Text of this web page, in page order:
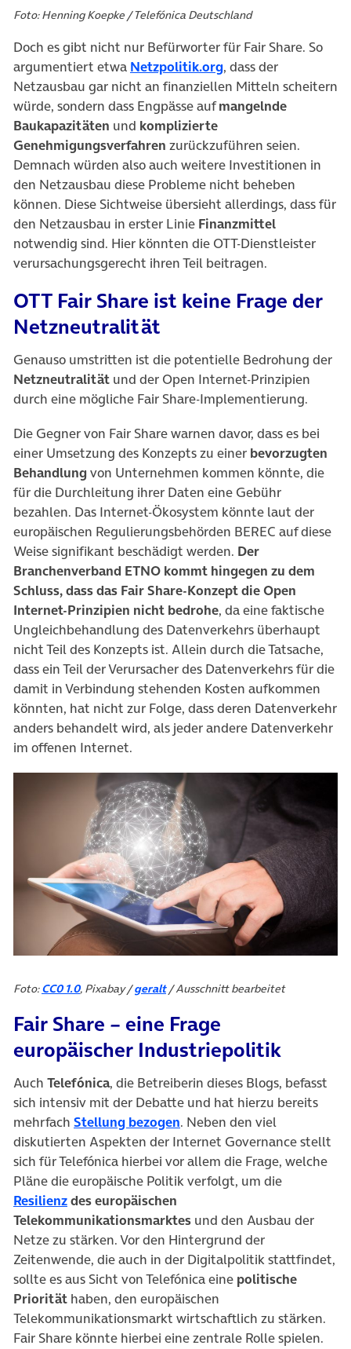
Foto: Henning Koepke / Telefónica Deutschland
Doch es gibt nicht nur Befürworter für Fair Share. So
argumentiert etwa Netzpolitik.org(öffnet in neuem
, dass der
Netzausbau gar nicht an finanziellen Mitteln scheitern
würde, sondern dass Engpässe aufmangelnde
Baukapazitäten und komplizierte
Genehmigungsverfahren zurückzuführen seien.
Demnach würden also auch weitere Investitionen in
den Netzausbau diese Probleme nicht beheben
können. Diese Sichtweise übersieht allerdings, dass für
den Netzausbau in erster Linie Finanzmittel
notwendig sind. Hier könnten die OTT-Dienstleister
verursachungsgerecht ihren Teil beitragen.
OTT Fair Share ist keine Frage der
Netzneutralität
Genauso umstritten ist die potentielle Bedrohung der
Netzneutralität und der Open Internet-Prinzipien
durch eine mögliche Fair Share-Implementierung.
Die Gegner von Fair Share warnen davor, dass es bei
einer Umsetzung des Konzepts zu einer bevorzugten
Behandlung von Unternehmen kommen könnte, die
für die Durchleitung ihrer Daten eine Gebühr
bezahlen. Das Internet-Ökosystem könnte laut der
europäischen Regulierungsbehörden BEREC auf diese
Weise signifikant beschädigt werden. Der
Branchenverband ETNO kommt hingegen zu dem
Schluss, dass das Fair Share-Konzept die Open
Internet-Prinzipien nicht bedrohe, da eine faktische
Ungleichbehandlung des Datenverkehrs überhaupt
nicht Teil des Konzepts ist. Allein durch die Tatsache,
dass ein Teil der Verursacher des Datenverkehrs für die
damit in Verbindung stehenden Kosten aufkommen
könnten, hat nicht zur Folge, dass deren Datenverkehr
anders behandelt wird, als jeder andere Datenverkehr
im offenen Internet.
Foto:CC0 1.0, Pixabay /geralt/ Ausschnitt bearbeitet
Fair Share – eine Frage
europäischer Industriepolitik
Auch Telefónica, die Betreiberin dieses Blogs, befasst
sich intensiv mit der Debatte und hat hierzu bereits
mehrfach Stellung bezogen(öffnet in neuem Tab)
. Neben den viel
diskutierten Aspekten der Internet Governance stellt
sich für Telefónica hierbei vor allem die Frage, welche
Pläne die europäische Politik verfolgt, um die
Resilienz(öffnet in neuem Tab)
des europäischen
Telekommunikationsmarktes und den Ausbau der
Netze zu stärken. Vor den Hintergrund der
Zeitenwende, die auch in der Digitalpolitik stattfindet,
sollte es aus Sicht von Telefónica eine politische
Priorität haben, den europäischen
Telekommunikationsmarkt wirtschaftlich zu stärken.
Fair Share könnte hierbei eine zentrale Rolle spielen.